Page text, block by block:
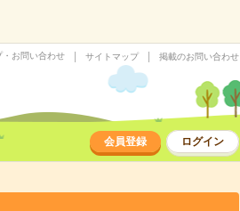
・お問い合わせ サイトマップ 掲載のお問い合わせ
会員登録 ログイン